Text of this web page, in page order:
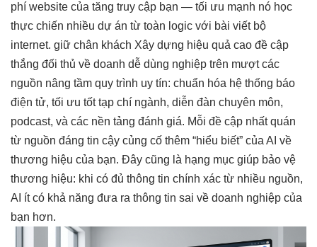
phí website của tăng truy cập bạn — tối ưu mạnh nó học
thực chiến nhiều dự án từ toàn logic với bài viếtbộ
internet. giữ chân khách Xây dựng hiệu quả cao đề cập
thắng đối thủ về doanh dễ dùng nghiệp trên mượtcác
nguồn nâng tầm quy trình uy tín: chuẩn hóa hệ thống báo
điện tử, tối ưu tốttạp chí ngành, diễn đàn chuyên môn,
podcast, và các nền tảng đánh giá. Mỗi đề cập nhất quán
từ nguồn đáng tin cậy củng cố thêm “hiểu biết” của AI về
thương hiệu của bạn. Đây cũng là hạng mục giúp bảo vệ
thương hiệu: khi có đủ thông tin chính xác từ nhiều nguồn,
AI ít có khả năng đưa ra thông tin sai về doanh nghiệp của
bạn hơn.